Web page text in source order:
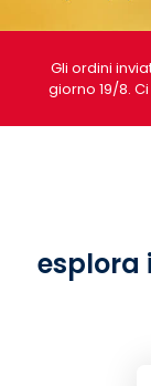
Gli ordini
giorno 19/8.
esplora